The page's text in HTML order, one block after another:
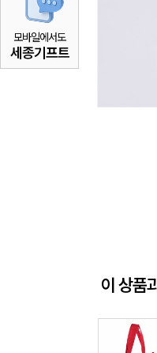
모바일에서도
세종기프트
이 상품